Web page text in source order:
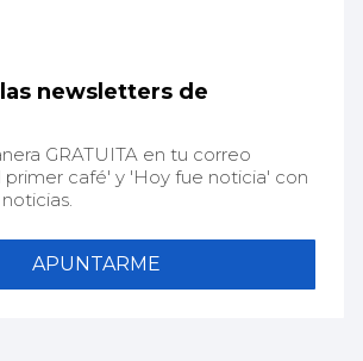
newsletters de
GRATUITA en tu correo
primer café' y 'Hoy fue noticia' con
APUNTARME